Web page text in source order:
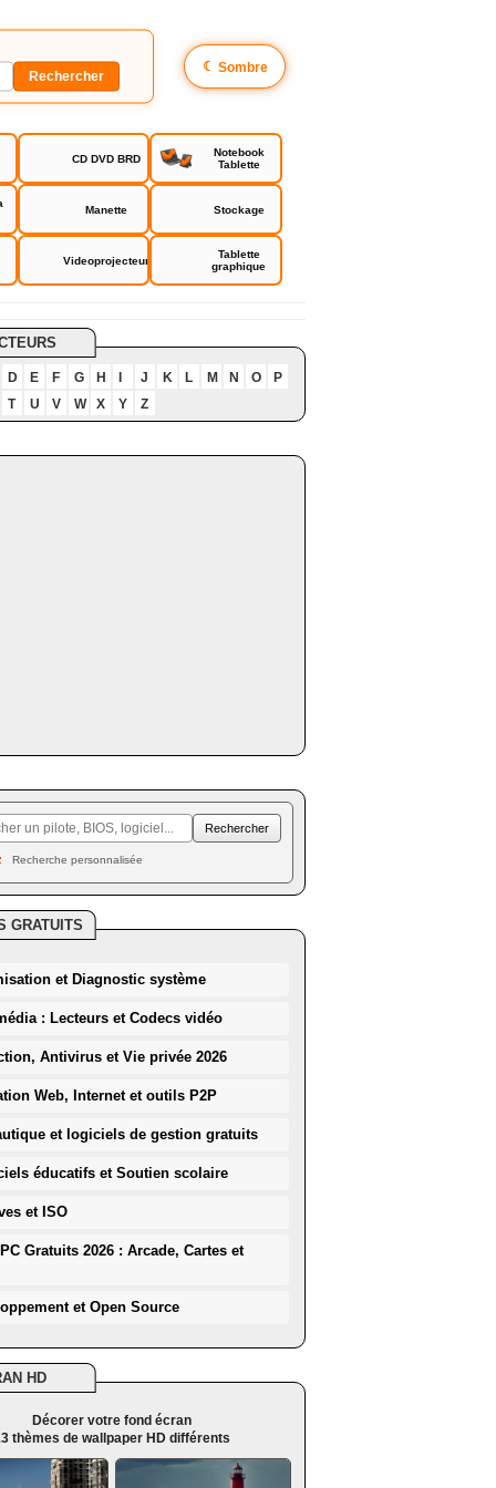
☾ Sombre
CD DVD BRD
Notebook
Tablette
Manette Stockage
Videoprojecteur
Tablette
graphique
D E F G H J K L M N O
P
T
U V W X Y Z
Recherche personnalisée
GRATUITS
et Diagnostic système
: Lecteurs et Codecs vidéo
Antivirus et Vie privée 2026
Web, Internet et outils P2P
et logiciels de gestion gratuits
éducatifs et Soutien scolaire
et ISO
Gratuits 2026 : Arcade, Cartes et
et Open Source
HD
Décorer votre fond écran
thèmes de wallpaper HD différents